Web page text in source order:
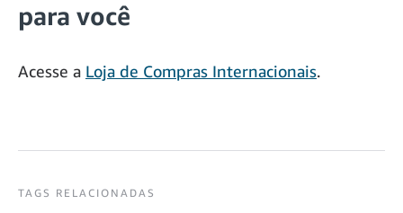
para você
Acesse a Loja de Compras Internacionais.
TAGS RELACIONADAS